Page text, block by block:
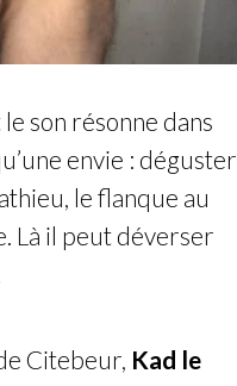
son résonne dans
envie : déguster
le flanque au
Là il peut déverser
Citebeur, Kad le